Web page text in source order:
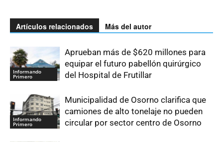
Artículos relacionados Más del autor
Informando
Primero
Aprueban más de $620 millones para
equipar el futuro pabellón quirúrgico
del Hospital de Frutillar
Informando
Primero
Municipalidad de Osorno clarifica que
camiones de alto tonelaje no pueden
circular por sector centro de Osorno